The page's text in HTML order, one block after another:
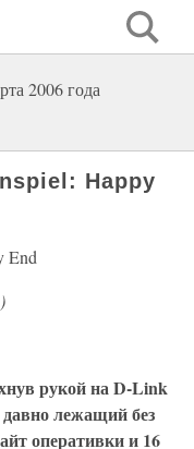
2006 года
Happy
End
рукой на D-Link
давно лежащий без
оперативки и 16